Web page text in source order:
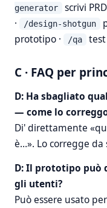
generator
scrivi PRD
·
/design-shotgun
prototipo · /qa test
C · FAQ per
D: Ha sbagliato
— come lo
Di' direttamente
è…». Lo corregge da
D: Il prototipo può
gli utenti?
Può essere usato